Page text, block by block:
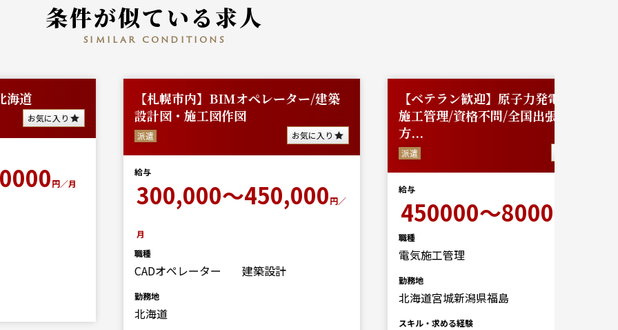
条件が似ている求人
similar conditions
【札幌市内】BIMオペレーター/建築
設計図・施工図作図
派遣
給与
300,000～450,000円／
建築設計
【ベテラン歓迎】原子力発電内の電気
施工管理/資格不問/全国出張できる
方...
派遣
給与
450000～800000円／月
北海道宮城新潟県福島